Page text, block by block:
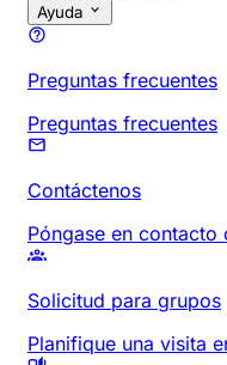
Ayuda
Preguntas frecuentes
Preguntas frecuentes
Contáctenos
Póngase en contacto
Solicitud para grupos
Planifique una visita